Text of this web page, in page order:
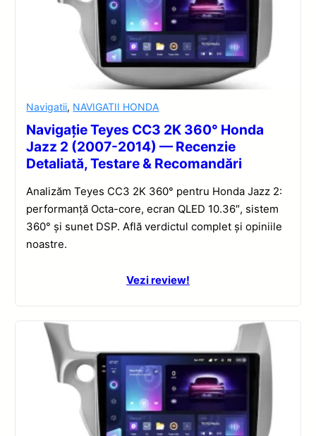
Navigatii, NAVIGATII HONDA
Navigație Teyes CC3 2K 360° Honda
Jazz 2 (2007-2014) — Recenzie
Detaliată, Testare & Recomandări
Analizăm Teyes CC3 2K 360° pentru Honda Jazz 2:
performanță Octa-core, ecran QLED 10.36″, sistem
360° și sunet DSP. Află verdictul complet și opiniile
noastre.
Vezi review!